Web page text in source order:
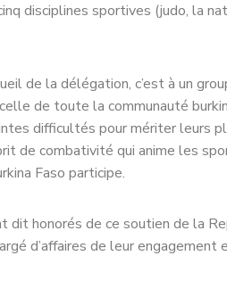
disciplines sportives (judo, la
de la délégation, c’est à un
de toute la communauté
difficultés pour mériter leurs
de combativité qui anime les
Faso participe.
honorés de ce soutien de la
d’affaires de leur